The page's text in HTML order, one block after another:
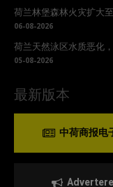
荷兰林堡森林火灾扩大
06-08-2026
荷兰天然泳区水质恶化
05-08-2026
最新版本
中荷商报电